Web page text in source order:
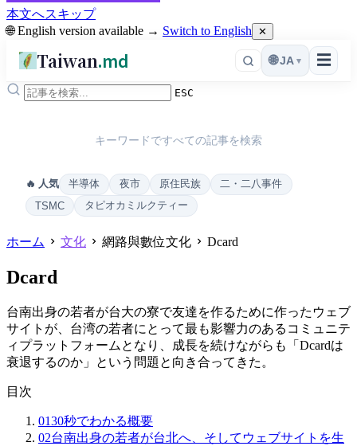
本文へスキップ
🌐 English version available → Switch to English ✕
Taiwan.md ☰
🌐 JA ▾
ESC
キーワードですべての記事を検索
🔥 人気 半導体 夜市 原住民族
二・二八事件
TSMC
タピオカミルクティー
ホーム 文化 網路與數位文化 Dcard
Dcard
台南出身の若者が台大の寮で友達を作るために作ったウェブ
サイトが、台湾の若者にとって最も影響力のあるコミュニテ
ィプラットフォームとなり、成長を続けながらも「Dcardは
衰退するのか」という問題と向き合ってきた。
目次
0130秒でわかる概要
02台南出身の若者が台北へ、そしてウェブサイトを生